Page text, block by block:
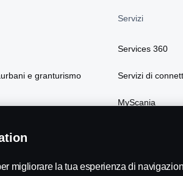
e granturismo
Servizi
Services 360
Servizi di
MyScania
migliorare la tua esperienza di